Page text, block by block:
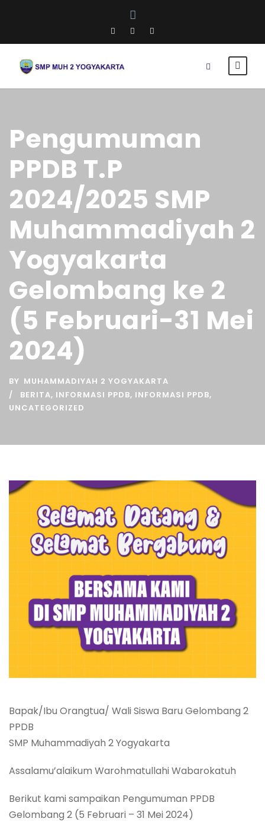
Pengumuman
PPDB T.P
2024/2025 SMP
Muhammadiyah 2
Yogyakarta
Gelombang ke 2
(5 Februari-31 Mei
2024)
BY MUHAMMADIYAH 2 YOGYAKARTA
BERITA, INFORMASI PPDB, INFORMASI PPDB,
UNCATEGORIZED
Bapak/Ibu Orangtua/ Wali Siswa Baru Gelombang 2
PPDB
SMP Muhammadiyah 2 Yogyakarta
Assalamu’alaikum Warohmatullahi Wabarokatuh
Berikut kami sampaikan Pengumuman PPDB
Gelombang 2 (5 Februari – 31 Mei 2024)